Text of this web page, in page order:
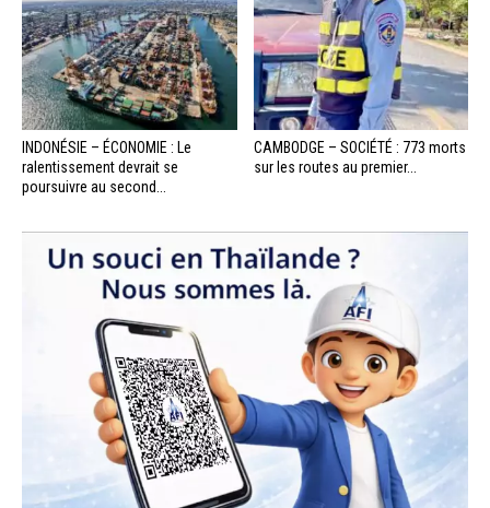
INDONÉSIE – ÉCONOMIE : Le
ralentissement devrait se
poursuivre au second...
CAMBODGE – SOCIÉTÉ : 773 morts
sur les routes au premier...